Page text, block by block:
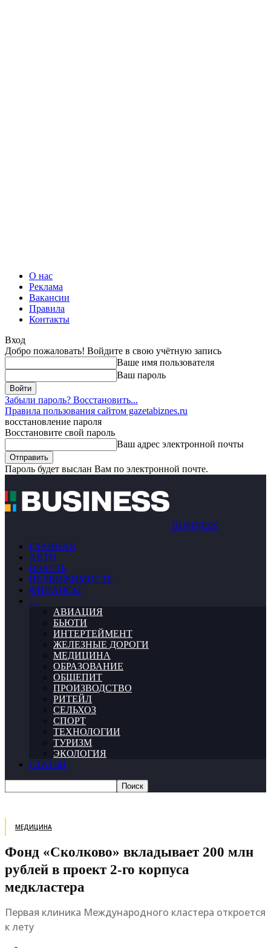
О нас
Реклама
Вакансии
Правила
Контакты
Вход
Добро пожаловать! Войдите в свою учётную запись
Ваше имя пользователя
Ваш пароль
Забыли пароль? Восстановить...
Правила пользования сайтом gazetabiznes.ru
восстановление пароля
Восстановите свой пароль
Ваш адрес электронной почты
Пароль будет выслан Вам по электронной почте.
BUSINESS
ГЛАВНАЯ
АВТО
ВЛАСТЬ
НЕДВИЖИМОСТЬ
ФИНАНСЫ
…
АВИАЦИЯ
БЬЮТИ
ИНТЕРТЕЙМЕНТ
ЖЕЛЕЗНЫЕ ДОРОГИ
МЕДИЦИНА
ОБРАЗОВАНИЕ
ОБЩЕПИТ
ПРОИЗВОДСТВО
РИТЕЙЛ
СЕЛЬХОЗ
СПОРТ
ТЕХНОЛОГИИ
ТУРИЗМ
ЭКОЛОГИЯ
СТАТЬИ
МЕДИЦИНА
Фонд «Сколково» вкладывает 200 млн
рублей в проект 2-го корпуса
медкластера
Первая клиника Международного кластера откроется
к лету